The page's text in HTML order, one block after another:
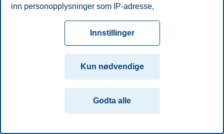
Campus:
Stavanger
© 2026 Handelshøyskolen BI
inn personopplysninger som IP-adresse,
cookies som er nødvendige for at nettsiden skal
fungere, kan du enten godta alle eller tilpasse ditt
samtykke ved å endre innstillinger.
Les mer om våre informasjonskapsler, hvilke
opplysninger vi samler inn og formålene i innstillinger
for informasjonskapsler. Du kan når som helst endre
eller trekke tilbake ditt samtykke i innstillingene ved å
Innstillinger
Kun nødvendige
Godta alle